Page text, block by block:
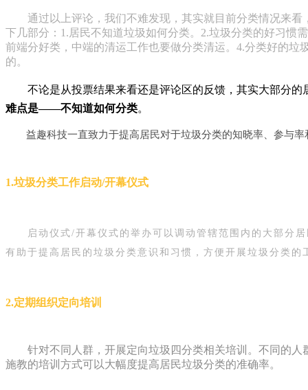
通过以上评论，我们不难发现，其实就目前分类情况来看
下几部分：1.居民不知道垃圾如何分类。2.垃圾分类的好习惯
前端分好类，中端的清运工作也要做分类清运。4.分类好的垃
的。
不论是从投票结果来看还是评论区的反馈，其实大部分的
难点是——不知道如何分类。
益趣科技一直致力于提高居民对于垃圾分类的知晓率、参与率
1.垃圾分类工作启动/开幕仪式
启动仪式/开幕仪式的举办可以调动管辖范围内的大部分居
有助于提高居民的垃圾分类意识和习惯，方便开展垃圾分类的
2.定期组织定向培训
针对不同人群，开展定向垃圾四分类相关培训。不同的人
施教的培训方式可以大幅度提高居民垃圾分类的准确率。